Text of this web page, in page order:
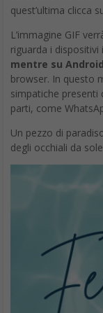
quest’ultima clicca
L’immagine GIF
riguarda i dispositivi
mentre su Android
browser. In questo
simpatiche presenti
parti, come
Un pezzo di
degli occhiali da